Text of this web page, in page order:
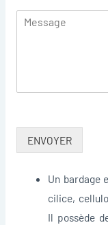
ENVOYER
Un bardage
cilice,
Il possède